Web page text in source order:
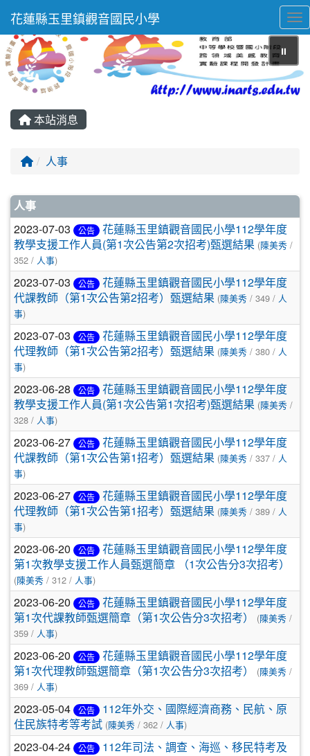
花蓮縣玉里鎮觀音國民小學
⏸
本站消息
回首頁
人事
文章列表
人事
2023-07-03 公告
花蓮縣玉里鎮觀音國民小學112學年度
教學支援工作人員(第1次公告第2次招考)甄選結果 (陳美秀 /
352 / 人事)
2023-07-03 公告
花蓮縣玉里鎮觀音國民小學112學年度
代課教師（第1次公告第2招考）甄選結果 (陳美秀 / 349 / 人
事)
2023-07-03 公告
花蓮縣玉里鎮觀音國民小學112學年度
代理教師（第1次公告第2招考）甄選結果 (陳美秀 / 380 / 人
事)
2023-06-28 公告
花蓮縣玉里鎮觀音國民小學112學年度
教學支援工作人員(第1次公告第1次招考)甄選結果 (陳美秀 /
328 / 人事)
2023-06-27 公告
花蓮縣玉里鎮觀音國民小學112學年度
代課教師（第1次公告第1招考）甄選結果 (陳美秀 / 337 / 人
事)
2023-06-27 公告
花蓮縣玉里鎮觀音國民小學112學年度
代理教師（第1次公告第1招考）甄選結果 (陳美秀 / 389 / 人
事)
2023-06-20 公告
花蓮縣玉里鎮觀音國民小學112學年度
第1次教學支援工作人員甄選簡章 （1次公告分3次招考）
(陳美秀 / 312 / 人事)
2023-06-20 公告
花蓮縣玉里鎮觀音國民小學112學年度
第1次代課教師甄選簡章（第1次公告分3次招考）
(陳美秀 /
359 / 人事)
2023-06-20 公告
花蓮縣玉里鎮觀音國民小學112學年度
第1次代理教師甄選簡章（第1次公告分3次招考）
(陳美秀 /
369 / 人事)
2023-05-04 公告
112年外交、國際經濟商務、民航、原
住民族特考等考試 (陳美秀 / 362 / 人事)
2023-04-24 公告
112年司法、調查、海巡、移民特考及